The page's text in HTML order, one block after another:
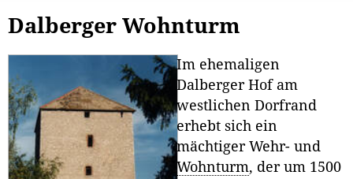
Dalberger Wohnturm
Im ehemaligen
Dalberger Hof am
westlichen Dorfrand
erhebt sich ein
mächtiger Wehr- und
Wohnturm, der um 1500